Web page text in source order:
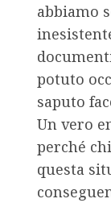
abbiamo
potuto
saputo
Un vero
perché
questa